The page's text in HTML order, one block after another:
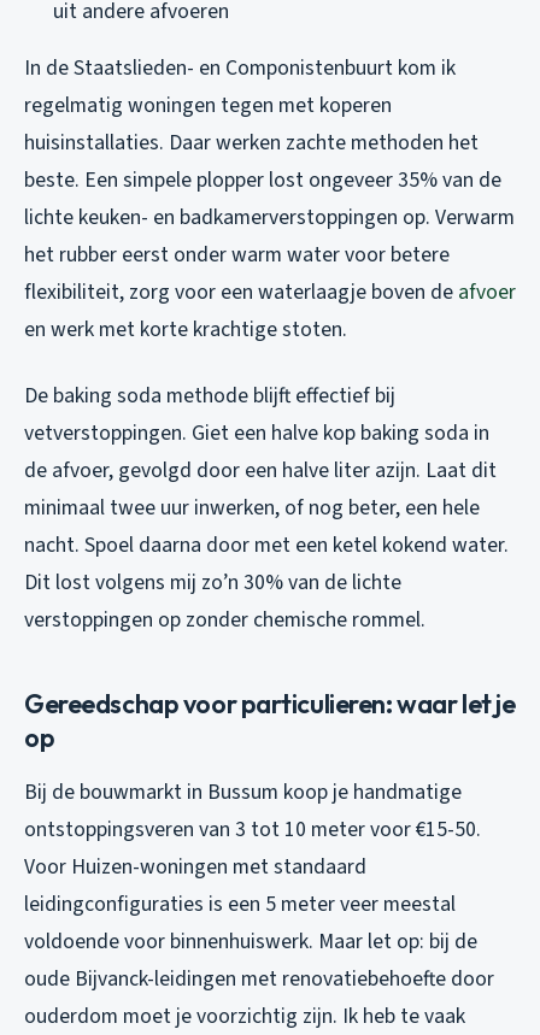
uit andere afvoeren
In de Staatslieden- en Componistenbuurt kom ik
regelmatig woningen tegen met koperen
huisinstallaties. Daar werken zachte methoden het
beste. Een simpele plopper lost ongeveer 35% van de
lichte keuken- en badkamerverstoppingen op. Verwarm
het rubber eerst onder warm water voor betere
flexibiliteit, zorg voor een waterlaagje boven de afvoer
en werk met korte krachtige stoten.
De baking soda methode blijft effectief bij
vetverstoppingen. Giet een halve kop baking soda in
de afvoer, gevolgd door een halve liter azijn. Laat dit
minimaal twee uur inwerken, of nog beter, een hele
nacht. Spoel daarna door met een ketel kokend water.
Dit lost volgens mij zo’n 30% van de lichte
verstoppingen op zonder chemische rommel.
Gereedschap voor particulieren: waar let je
op
Bij de bouwmarkt in Bussum koop je handmatige
ontstoppingsveren van 3 tot 10 meter voor €15-50.
Voor Huizen-woningen met standaard
leidingconfiguraties is een 5 meter veer meestal
voldoende voor binnenhuiswerk. Maar let op: bij de
oude Bijvanck-leidingen met renovatiebehoefte door
ouderdom moet je voorzichtig zijn. Ik heb te vaak